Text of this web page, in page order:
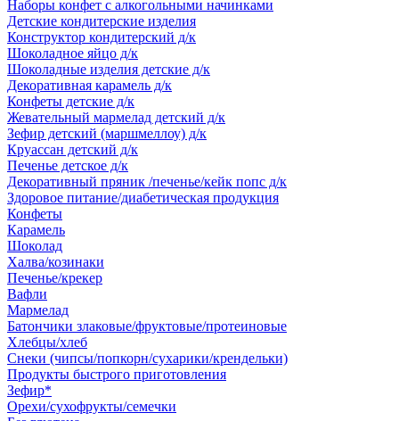
Наборы конфет с алкогольными начинками
Детские кондитерские изделия
Конструктор кондитерский д/к
Шоколадное яйцо д/к
Шоколадные изделия детские д/к
Декоративная карамель д/к
Конфеты детские д/к
Жевательный мармелад детский д/к
Зефир детский (маршмеллоу) д/к
Круассан детский д/к
Печенье детское д/к
Декоративный пряник /печенье/кейк попс д/к
Здоровое питание/диабетическая продукция
Конфеты
Карамель
Шоколад
Халва/козинаки
Печенье/крекер
Вафли
Мармелад
Батончики злаковые/фруктовые/протеиновые
Хлебцы/хлеб
Снеки (чипсы/попкорн/сухарики/крендельки)
Продукты быстрого приготовления
Зефир*
Орехи/сухофрукты/семечки